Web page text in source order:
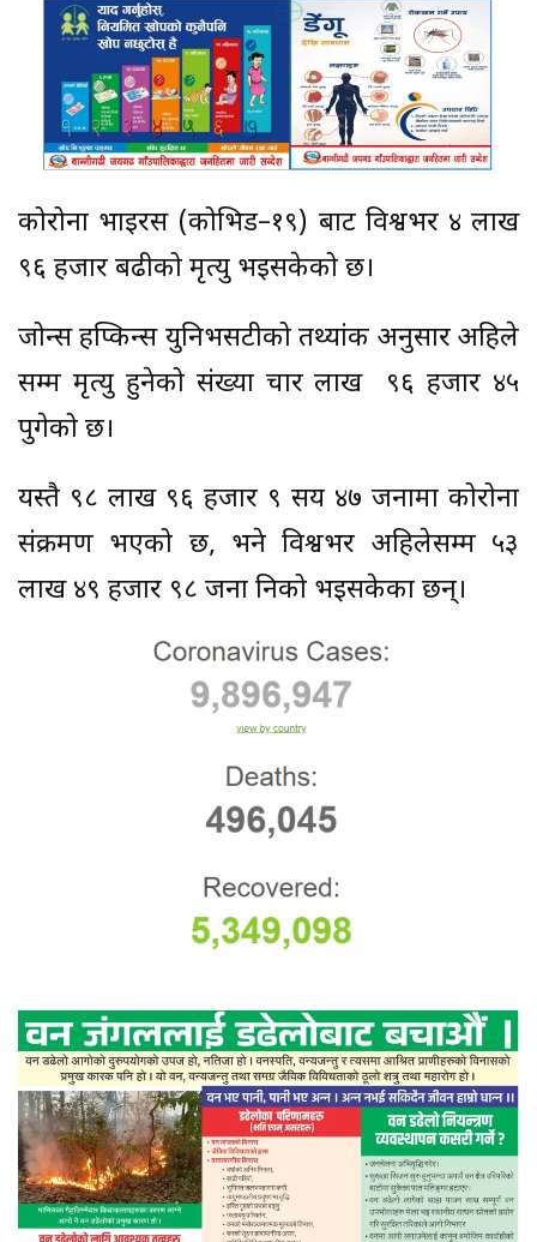
कोरोना भाइरस (कोभिड–१९) बाट विश्वभर ४ लाख
९६ हजार बढीको मृत्यु भइसकेको छ।
जोन्स हप्किन्स युनिभर्सिटीको तथ्यांक अनुसार अहिले
सम्म मृत्यु हुनेको संख्या चार लाख ९६ हजार ४५
पुगेको छ।
यस्तै ९८ लाख ९६ हजार ९ सय ४७ जनामा कोरोना
संक्रमण भएको छ, भने विश्वभर अहिलेसम्म ५३
लाख ४९ हजार ९८ जना निको भइसकेका छन्।